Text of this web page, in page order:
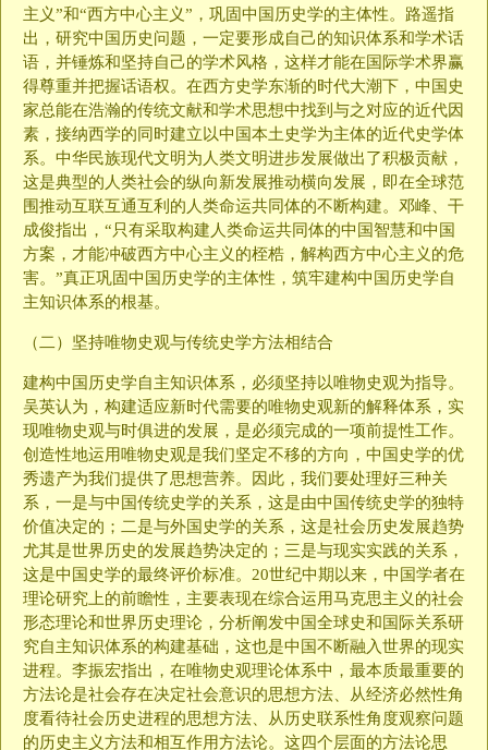
主义”和“西方中心主义”，巩固中国历史学的主体性。路遥指
出，研究中国历史问题，一定要形成自己的知识体系和学术话
语，并锤炼和坚持自己的学术风格，这样才能在国际学术界赢
得尊重并把握话语权。在西方史学东渐的时代大潮下，中国史
家总能在浩瀚的传统文献和学术思想中找到与之对应的近代因
素，接纳西学的同时建立以中国本土史学为主体的近代史学体
系。中华民族现代文明为人类文明进步发展做出了积极贡献，
这是典型的人类社会的纵向新发展推动横向发展，即在全球范
围推动互联互通互利的人类命运共同体的不断构建。邓峰、干
成俊指出，“只有采取构建人类命运共同体的中国智慧和中国
方案，才能冲破西方中心主义的桎梏，解构西方中心主义的危
害。”真正巩固中国历史学的主体性，筑牢建构中国历史学自
主知识体系的根基。
（二）坚持唯物史观与传统史学方法相结合
建构中国历史学自主知识体系，必须坚持以唯物史观为指导。
吴英认为，构建适应新时代需要的唯物史观新的解释体系，实
现唯物史观与时俱进的发展，是必须完成的一项前提性工作。
创造性地运用唯物史观是我们坚定不移的方向，中国史学的优
秀遗产为我们提供了思想营养。因此，我们要处理好三种关
系，一是与中国传统史学的关系，这是由中国传统史学的独特
价值决定的；二是与外国史学的关系，这是社会历史发展趋势
尤其是世界历史的发展趋势决定的；三是与现实实践的关系，
这是中国史学的最终评价标准。20世纪中期以来，中国学者在
理论研究上的前瞻性，主要表现在综合运用马克思主义的社会
形态理论和世界历史理论，分析阐发中国全球史和国际关系研
究自主知识体系的构建基础，这也是中国不断融入世界的现实
进程。李振宏指出，在唯物史观理论体系中，最本质最重要的
方法论是社会存在决定社会意识的思想方法、从经济必然性角
度看待社会历史进程的思想方法、从历史联系性角度观察问题
的历史主义方法和相互作用方法论。这四个层面的方法论思